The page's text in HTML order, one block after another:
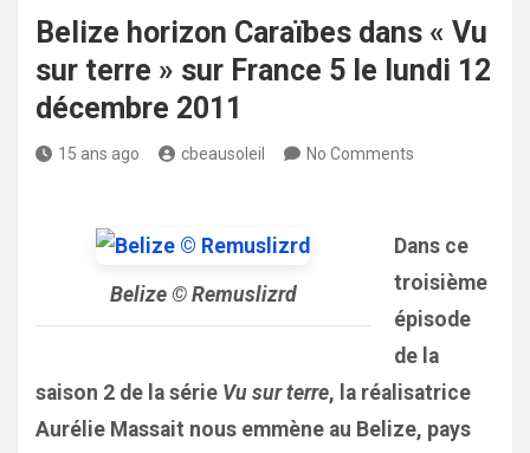
Belize horizon Caraïbes dans « Vu
sur terre » sur France 5 le lundi 12
décembre 2011
15 ans ago cbeausoleil No Comments
Belize © Remuslizrd
Dans ce
troisième
épisode
de la
saison 2 de la série Vu sur terre, la réalisatrice
Aurélie Massait nous emmène au Belize, pays